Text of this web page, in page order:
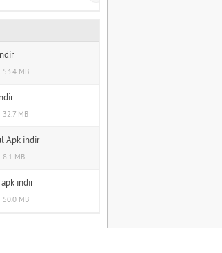
53.4 MB
32.7 MB
Apk indir
8.1 MB
indir
50.0 MB